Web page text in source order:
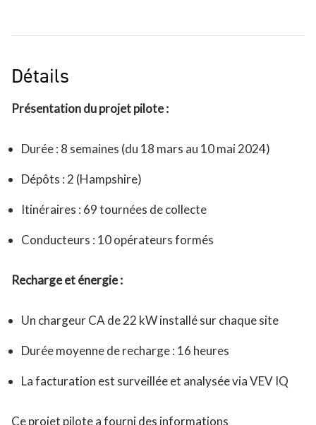
Détails
Présentation du projet pilote :
Durée : 8 semaines (du 18 mars au 10 mai 2024)
Dépôts : 2 (Hampshire)
Itinéraires : 69 tournées de collecte
Conducteurs : 10 opérateurs formés
Recharge et énergie :
Un chargeur CA de 22 kW installé sur chaque site
Durée moyenne de recharge : 16 heures
La facturation est surveillée et analysée via VEV IQ
Ce projet pilote a fourni des informations